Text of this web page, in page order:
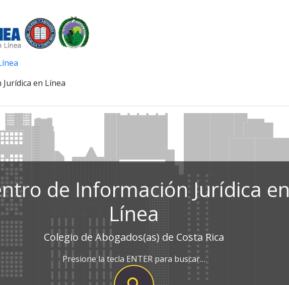
en Línea
de Información Jurídica en
Línea
Colegio de Abogados(as) de Costa Rica
Presione la tecla ENTER para buscar…